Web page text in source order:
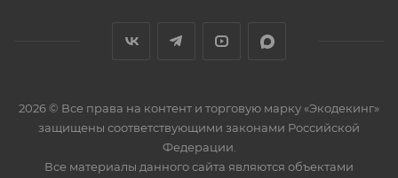
2026 © Все права на контент и торговую марку «Экодекинг»
защищены соответствующими законами Российской
Федерации.
Все материалы данного сайта являются объектами